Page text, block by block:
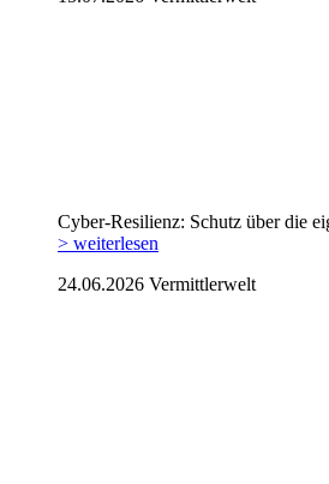
Cyber-Resilienz: Schutz über die
> weiterlesen
24.06.2026 Vermittlerwelt